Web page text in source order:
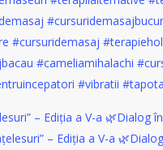
– Ediția a V-a 🌿Dialog în